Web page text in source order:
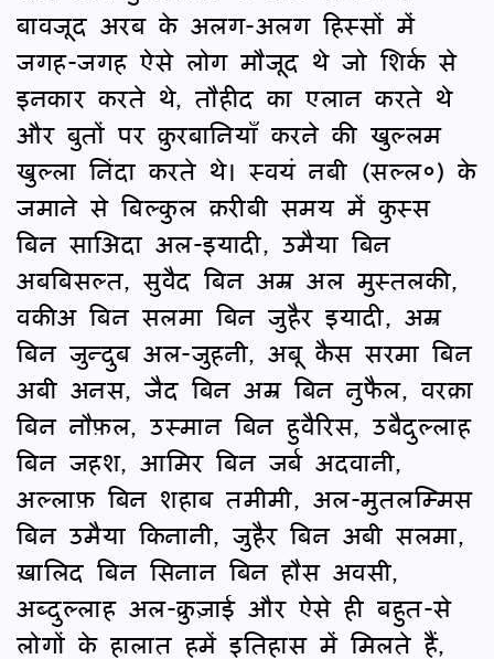
बावजूद अरब के अलग-अलग हिस्सों में
जगह-जगह ऐसे लोग मौजूद थे जो शिर्क से
इनकार करते थे, तौहीद का एलान करते थे
और बुतों पर क़ुरबानियाँ करने की खुल्लम
खुल्ला निंदा करते थे। स्वयं नबी (सल्ल०) के
जमाने से बिल्कुल क़रीबी समय में कुस्स
बिन साअिदा अल-इयादी, उमैया बिन
अबबिसल्त, सुवैद बिन अम्र अल मुस्तलकी,
वकीअ बिन सलमा बिन जुहैर इयादी, अम्र
बिन जुन्दुब अल-जुहनी, अबू कैस सरमा बिन
अबी अनस, जैद बिन अम्र बिन नुफैल, वरक़ा
बिन नौफ़ल, उस्मान बिन हुवैरिस, उबैदुल्लाह
बिन जहश, आमिर बिन जर्ब अदवानी,
अल्लाफ़ बिन शहाब तमीमी, अल-मुतलम्मिस
बिन उमैया किनानी, जुहैर बिन अबी सलमा,
ख़ालिद बिन सिनान बिन हौस अवसी,
अब्दुल्लाह अल-क्रुज़ाई और ऐसे ही बहुत-से
लोगों के हालात हमें इतिहास में मिलते हैं,